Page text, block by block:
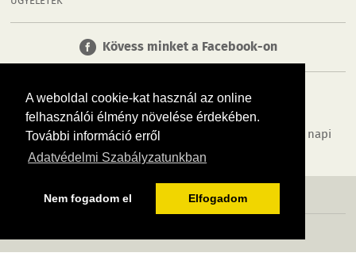
A weboldal cookie-kat használ az online
felhasználói élmény növelése érdekében.
További információ erről
Adatvédelmi Szabályzatunkban
Nem fogadom el Elfogadom
Kövess minket a Facebook-on
Tudj meg többet városodról! Hírek, programok, képek, napi
menü, cégek…. és minden, ami Rábaköz
MÉDIAAJÁNLÓ ADATVÉDELEM IMPRESSZUM RÓLUNK